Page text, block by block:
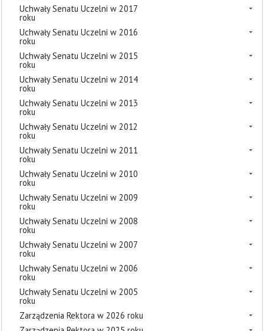
Uchwały Senatu Uczelni w 2017
roku
Uchwały Senatu Uczelni w 2016
roku
Uchwały Senatu Uczelni w 2015
roku
Uchwały Senatu Uczelni w 2014
roku
Uchwały Senatu Uczelni w 2013
roku
Uchwały Senatu Uczelni w 2012
roku
Uchwały Senatu Uczelni w 2011
roku
Uchwały Senatu Uczelni w 2010
roku
Uchwały Senatu Uczelni w 2009
roku
Uchwały Senatu Uczelni w 2008
roku
Uchwały Senatu Uczelni w 2007
roku
Uchwały Senatu Uczelni w 2006
roku
Uchwały Senatu Uczelni w 2005
roku
Zarządzenia Rektora w 2026 roku